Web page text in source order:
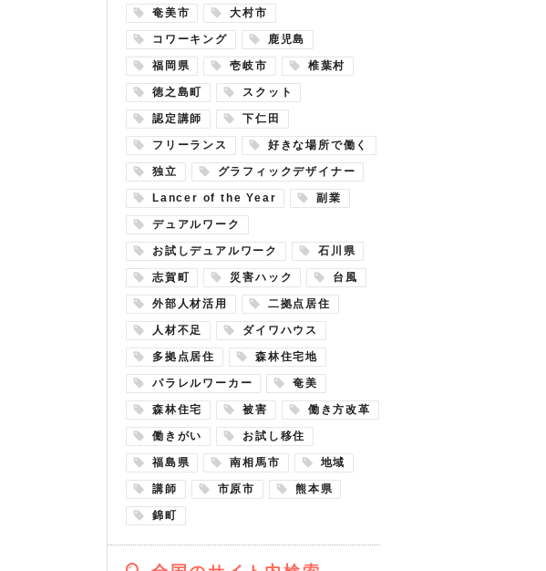
奄美市 大村市
コワーキング 鹿児島
福岡県 壱岐市 椎葉村
徳之島町 スクット
認定講師 下仁田
フリーランス 好きな場所で働く
独立 グラフィックデザイナー
Lancer of the Year 副業
デュアルワーク
お試しデュアルワーク 石川県
志賀町 災害ハック 台風
外部人材活用 二拠点居住
人材不足 ダイワハウス
多拠点居住 森林住宅地
パラレルワーカー 奄美
森林住宅 被害 働き方改革
働きがい お試し移住
福島県 南相馬市 地域
講師 市原市 熊本県
錦町